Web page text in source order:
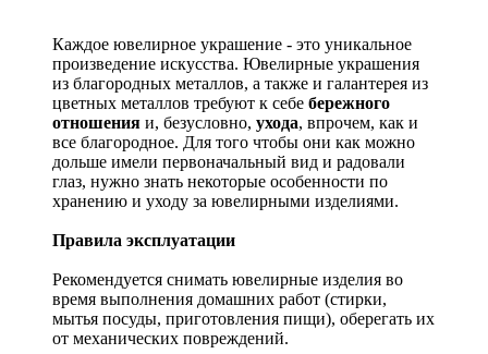
Каждое ювелирное украшение - это уникальное
произведение искусства. Ювелирные украшения
из благородных металлов, а также и галантерея из
цветных металлов требуют к себе бережного
отношения и, безусловно, ухода, впрочем, как и
все благородное. Для того чтобы они как можно
дольше имели первоначальный вид и радовали
глаз, нужно знать некоторые особенности по
хранению и уходу за ювелирными изделиями.
Правила эксплуатации
Рекомендуется снимать ювелирные изделия во
время выполнения домашних работ (стирки,
мытья посуды, приготовления пищи), оберегать их
от механических повреждений.